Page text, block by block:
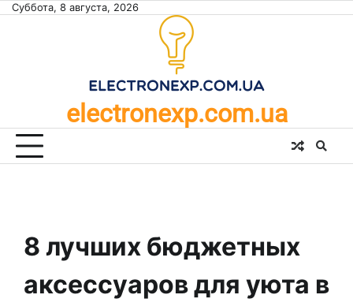
SkipСуббота, 8 августа, 2026
electronexp.com.ua
8 лучших бюджетных
аксессуаров для уюта в